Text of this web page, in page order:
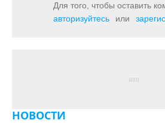
Для того, чтобы оставить
авторизуйтесь
или
НОВОСТИ